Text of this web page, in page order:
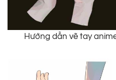
Hướng dẫn vẽ tay